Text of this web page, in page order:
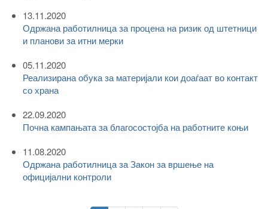
13.11.2020
Одржана работилница за процена на ризик од штетници
и планови за итни мерки
05.11.2020
Реализирана обука за материјали кои доаѓаат во контакт
со храна
22.09.2020
Почна кампањата за благосостојба на работните коњи
11.08.2020
Одржана работилница за Закон за вршење на
официјални контроли